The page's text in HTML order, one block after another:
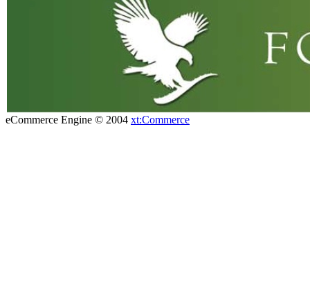
eCommerce Engine © 2004 xt:Commerce